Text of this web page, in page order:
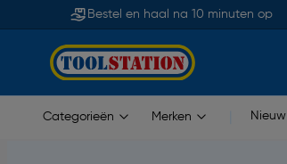
Bestel en haal na 10 minuten op
Categorieën Merken Nieuw